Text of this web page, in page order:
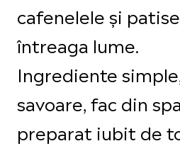
cafenelele și
întreaga lume.
Ingrediente
savoare, fac din
preparat iubit de